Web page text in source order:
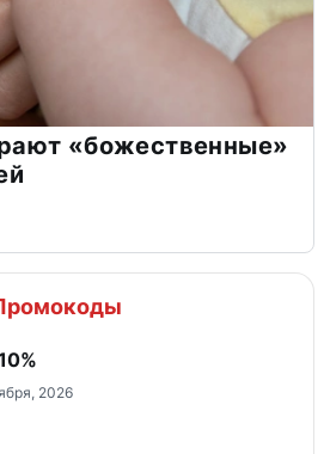
«божественные»
2026